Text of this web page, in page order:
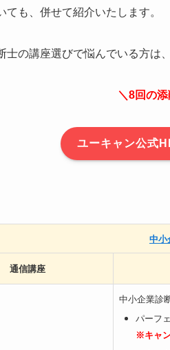
ても、併せて紹介いたします。
士の講座選びで悩んでいる方は
＼8回の
ユーキャン公式
中小
通信講座
中小企業診
パーフ
※キャ